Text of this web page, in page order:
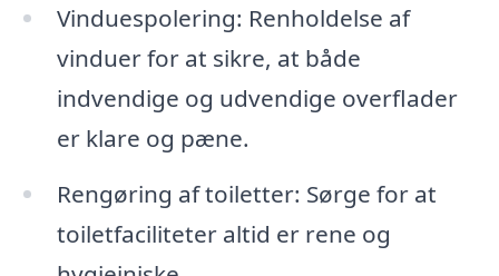
Vinduespolering: Renholdelse af
vinduer for at sikre, at både
indvendige og udvendige overflader
er klare og pæne.
Rengøring af toiletter: Sørge for at
toiletfaciliteter altid er rene og